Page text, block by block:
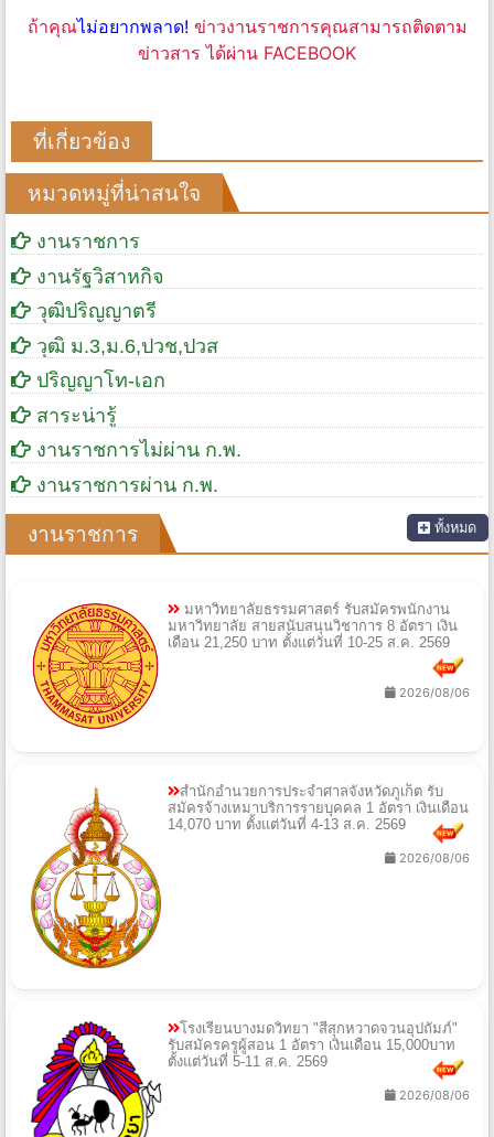
ถ้าคุณไม่อยากพลาด! ข่าวงานราชการคุณสามารถติดตาม
ข่าวสาร ได้ผ่าน FACEBOOK
ที่เกี่ยวข้อง
หมวดหมู่ที่น่าสนใจ
งานราชการ
งานรัฐวิสาหกิจ
วุฒิปริญญาตรี
วุฒิ ม.3,ม.6,ปวช,ปวส
ปริญญาโท-เอก
สาระน่ารู้
งานราชการไม่ผ่าน ก.พ.
งานราชการผ่าน ก.พ.
งานราชการ ทั้งหมด
มหาวิทยาลัยธรรมศาสตร์ รับสมัครพนักงาน
มหาวิทยาลัย สายสนับสนุนวิชาการ 8 อัตรา เงิน
เดือน 21,250 บาท ตั้งแต่วันที่ 10-25 ส.ค. 2569
2026/08/06
สำนักอำนวยการประจำศาลจังหวัดภูเก็ต รับ
สมัครจ้างเหมาบริการรายบุคคล 1 อัตรา เงินเดือน
14,070 บาท ตั้งแต่วันที่ 4-13 ส.ค. 2569
2026/08/06
โรงเรียนบางมดวิทยา "สีสุกหวาดจวนอุปถัมภ์"
รับสมัครครูผู้สอน 1 อัตรา เงินเดือน 15,000บาท
ตั้งแต่วันที่ 5-11 ส.ค. 2569
2026/08/06